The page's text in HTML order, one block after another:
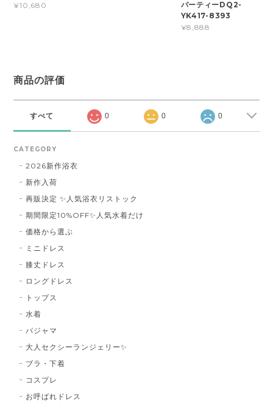
¥10,680
パーティーDQ2-
YK417-8393
¥8,888
商品の評価
すべて 0 0 0
CATEGORY
2026新作浴衣
新作入荷
再販決定 ✨人気浴衣リストック
期間限定10%OFF✨人気水着だけ
価格から選ぶ
ミニドレス
膝丈ドレス
ロングドレス
トップス
水着
パジャマ
大人セクシーランジェリー✨
ブラ・下着
コスプレ
お呼ばれドレス